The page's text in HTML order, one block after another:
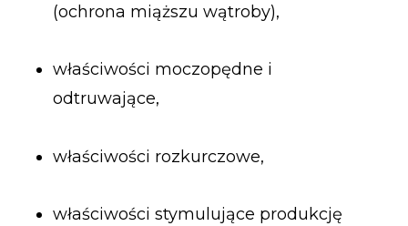
(ochrona miąższu wątroby),
właściwości moczopędne i
odtruwające,
właściwości rozkurczowe,
właściwości stymulujące produkcję